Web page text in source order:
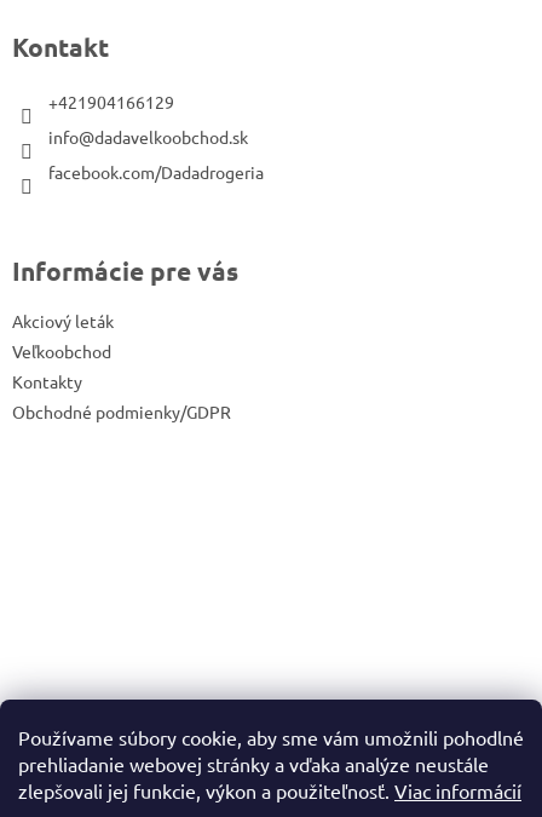
Používame súbory cookie, aby sme vám umožnili pohodlné
prehliadanie webovej stránky a vďaka analýze neustále
zlepšovali jej funkcie, výkon a použiteľnosť. Viac informácií
p
äKontakt
+421904166129
info@dadavelkoobchod.sk
facebook.com/Dadadrogeria
Informácie pre vás
Akciový leták
Veľkoobchod
Kontakty
Obchodné podmienky/GDPR